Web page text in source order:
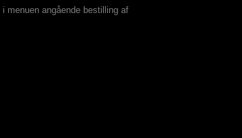
i menuen angående bestilling af